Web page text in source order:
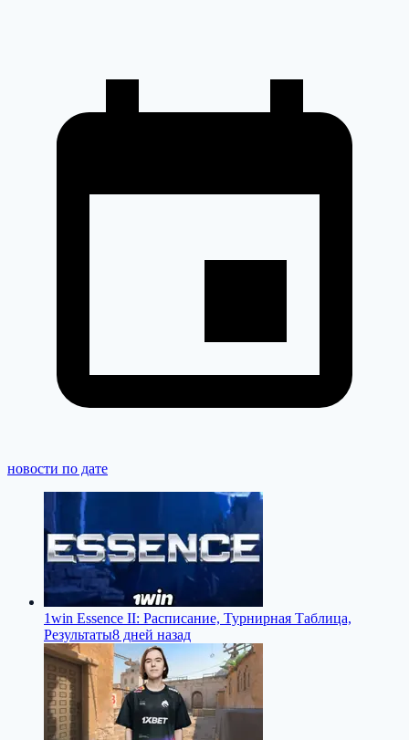
новости по дате
1win Essence II: Расписание, Турнирная Таблица,
Результаты8 дней назад